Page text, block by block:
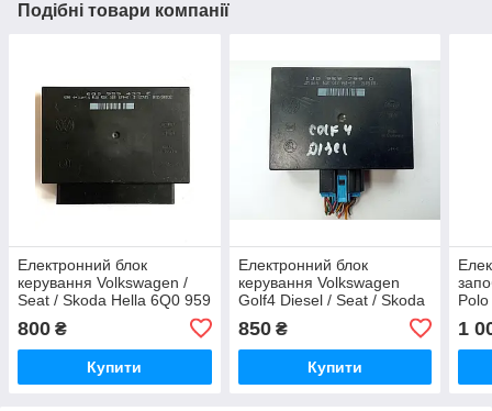
Подібні товари компанії
Електронний блок
керування Volkswagen /
Seat / Skoda Hella 6Q0 959
433 E / 6Q0959433E / 5DK
008 129-01 / 5DK00812901
800 ₴
Купити
Електронний блок
керування Volkswagen
Golf4 Diesel / Seat / Skoda
1J0959799Q
850₴
Купити
937
1